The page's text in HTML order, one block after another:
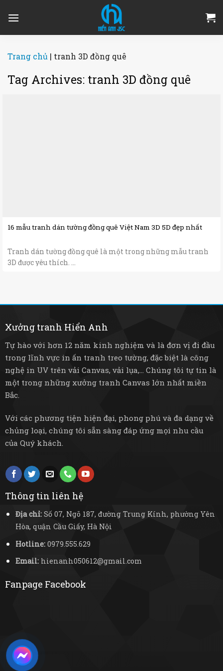
Trang chủ | tranh 3D đồng quê
Tag Archives: tranh 3D đồng quê
16 mẫu tranh dán tường đồng quê Việt Nam 3D 5D đẹp nhất
Tranh dán tường đồng quê là một trong những mẫu tranh
3D được yêu thích. ...
Xưởng tranh Hiển Anh
Tự hào với hơn 12 năm kinh nghiệm và là đơn vị đi đầu
trong lĩnh vực in ấn tranh treo tường, đặc biệt là công
nghệ in UV trên vải Canvas, vải lụa,... Chúng tôi tự tin là
một trong những xưởng tranh Canvas lớn nhất miền
Bắc.
Với các phương tiện hiện đại, phong phú và đa dạng về
chủng loại, chúng tôi sẵn sàng đáp ứng mọi nhu cầu
của Quý khách.
Thông tin liên hệ
Địa chỉ:Số 07, Ngõ 187, đường Trung Kính, phường Yên
Hòa, quận Cầu Giấy, Hà Nội
Hotline:0979.555.629
Email:hienanh050612@gmail.com
Fanpage Facebook